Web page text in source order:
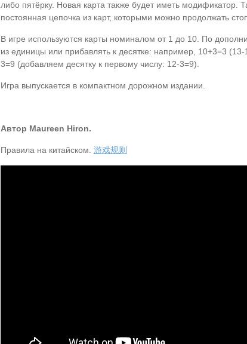
либо пятёрку. Новая карта также будет иметь модификатор.
постоянная цепочка из карт, которыми можно продолжать
В игре используются карты номиналом от 1 до 10. По
из единицы или прибавлять к десятке: например, 10+3=3
3=9 (добавляем десятку к первому числу: 12-3=9).
Игра выпускается в компактном дорожном издании.
Автор Maureen Hiron.
Правила на китайском. 游戏规则